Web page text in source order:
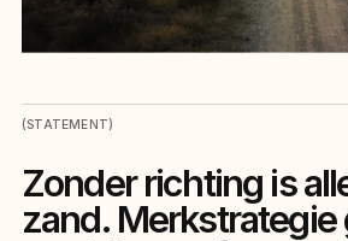
(STATEMENT)
Zonder richting is
zand. Merkstrategie